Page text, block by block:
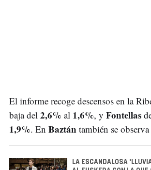
El informe recoge descensos en la
baja del 2,6% al 1,6%, y Fontellas
1,9%. En Baztán también se
LA ESCANDALOSA